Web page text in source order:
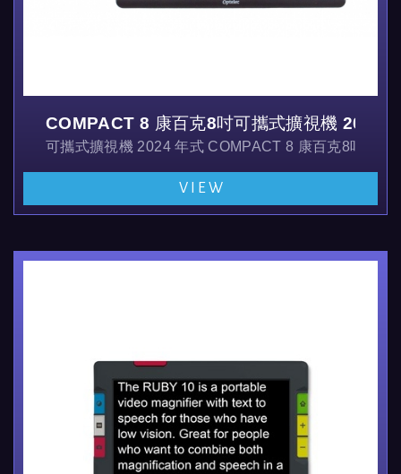
COMPACT 8 康百克8吋可攜式擴視機 2024
可攜式擴視機 2024 年式 COMPACT 8 康百克8吋
VIEW